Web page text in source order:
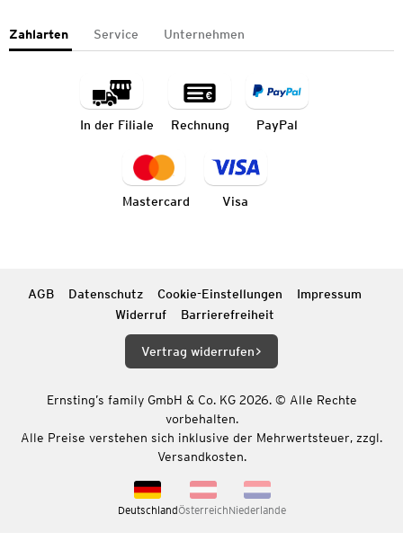
Zahlarten Service Unternehmen
In der Filiale Rechnung PayPal
Mastercard Visa
AGB Datenschutz Cookie-Einstellungen
Impressum
Widerruf
Barrierefreiheit
Vertrag widerrufen
Ernsting’s family GmbH & Co. KG 2026. © Alle Rechte
vorbehalten.
Alle Preise verstehen sich inklusive der Mehrwertsteuer, zzgl.
Versandkosten.
DeutschlandÖsterreichNiederlande